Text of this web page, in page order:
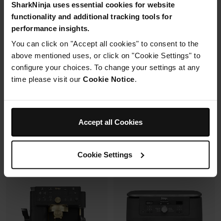
SharkNinja uses essential cookies for website
functionality and additional tracking tools for
performance insights.
You can click on "Accept all cookies" to consent to the
above mentioned uses, or click on "Cookie Settings" to
configure your choices. To change your settings at any
time please visit our Cookie Notice.
Accept all Cookies
Cookie Settings
Housse de protection offerte* avec
ce four à pizza.En savoir plus
259,99 €
2 cuves en verre (1.4L + 3.8L)
+2 couvercles
avec un même récipient.
Modulaire, compact, facile à